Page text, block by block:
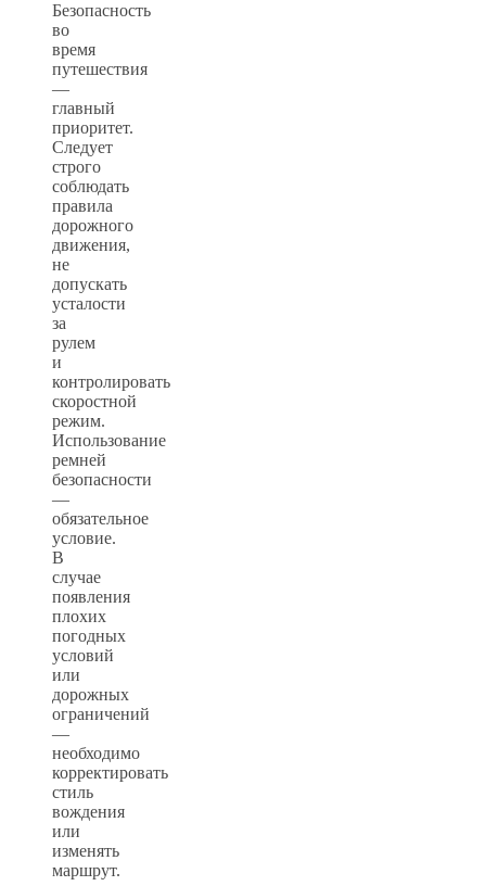
Безопасность
во
время
путешествия
—
главный
приоритет.
Следует
строго
соблюдать
правила
дорожного
движения,
не
допускать
усталости
за
рулем
и
контролировать
скоростной
режим.
Использование
ремней
безопасности
—
обязательное
условие.
В
случае
появления
плохих
погодных
условий
или
дорожных
ограничений
—
необходимо
корректировать
стиль
вождения
или
изменять
маршрут.